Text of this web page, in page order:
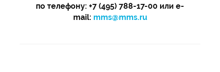
по телефону: +7 (495) 788-17-00 или e-
mail: mms@mms.ru